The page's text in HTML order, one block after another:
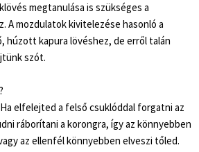
megtanulása is szükséges a
A mozdulatok kivitelezése hasonló a
húzott kapura lövéshez, de erről talán
szót.
elfelejted a felső csuklóddal forgatni az
ráborítani a korongra, így az könnyebben
az ellenfél könnyebben elveszi tőled.